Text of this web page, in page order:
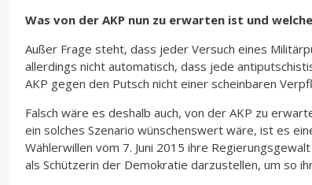
Was von der AKP nun zu erwarten ist und
Außer Frage steht, dass jeder Versuch eines
allerdings nicht automatisch, dass jede
AKP gegen den Putsch nicht einer scheinbaren
Falsch wäre es deshalb auch, von der AKP zu
ein solches Szenario wünschenswert wäre, ist es
Wählerwillen vom 7. Juni 2015 ihre
als Schützerin der Demokratie darzustellen, um so